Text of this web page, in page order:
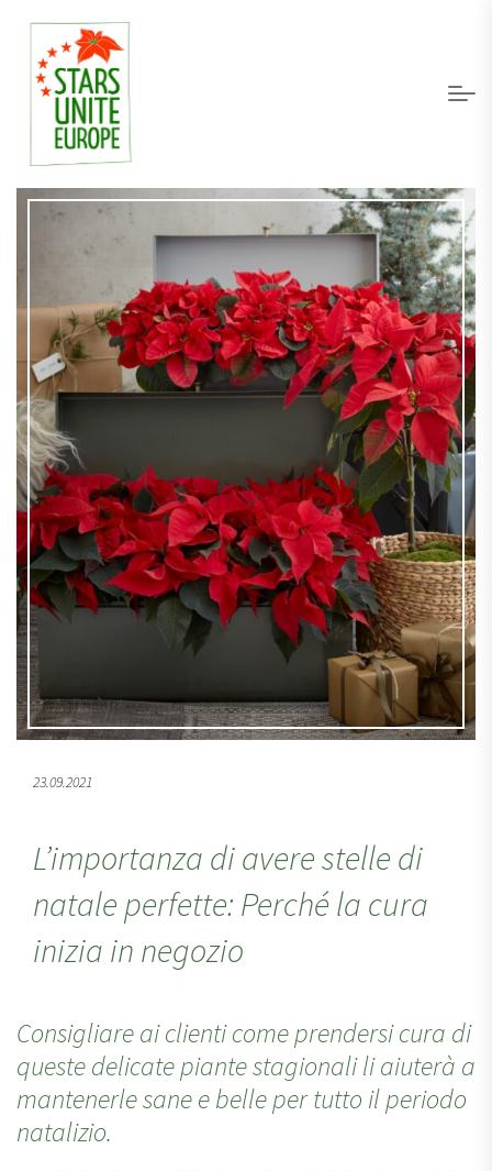
23.09.2021
L’importanza di avere stelle di
natale perfette: Perché la cura
inizia in negozio
Consigliare ai clienti come prendersi cura di
queste delicate piante stagionali li aiuterà a
mantenerle sane e belle per tutto il periodo
natalizio.